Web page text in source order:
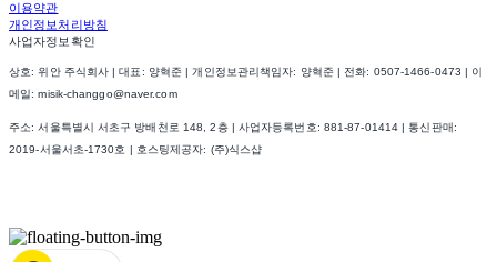
이용약관
개인정보처리방침
사업자정보확인
상호: 위안 주식회사 | 대표: 양혁준 | 개인정보관리책임자: 양혁준 | 전화: 0507-1466-0473 | 이
메일: misik-changgo@naver.com
주소: 서울특별시 서초구 방배천로 148, 2층 | 사업자등록번호: 881-87-01414 | 통신판매:
2019-서울서초-1730호
| 호스팅제공자: (주)식스샵